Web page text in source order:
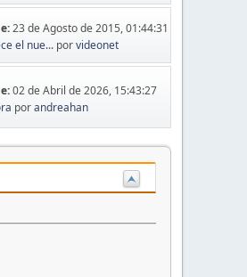
23 de Agosto de 2015, 01:44:31
el nue...porvideonet
02 de Abril de 2026, 15:43:27
porandreahan